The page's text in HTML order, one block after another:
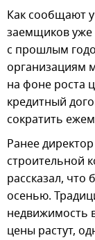
Как сообщают
заемщиков уже
с прошлым
организациям
на фоне роста
кредитный
сократить
Ранее
строительной
рассказал, что
осенью.
недвижимость
цены растут,